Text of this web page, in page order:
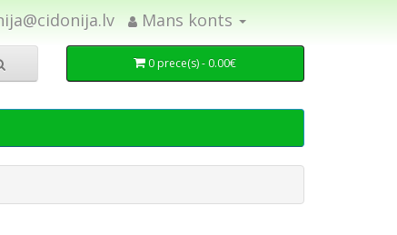
Mans konts
0 prece(s) - 0.00€